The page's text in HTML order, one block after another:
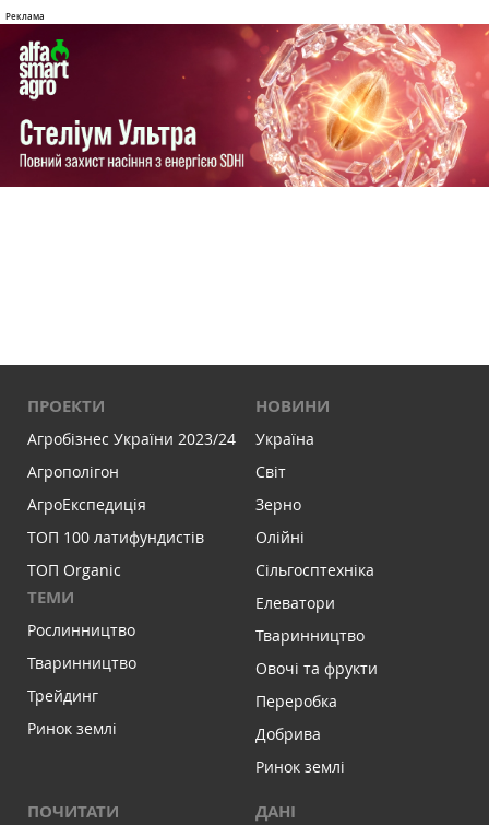
ПРОЕКТИ
Агробізнес України 2023/24
Агрополігон
АгроЕкспедиція
ТОП 100 латифундистів
ТОП Organic
ТЕМИ
Рослинництво
Тваринництво
Трейдинг
Ринок землі
НОВИНИ
Україна
Світ
Зерно
Олійні
Сільгосптехніка
Елеватори
Тваринництво
Овочі та фрукти
Переробка
Добрива
Ринок землі
ПОЧИТАТИ ДАНІ